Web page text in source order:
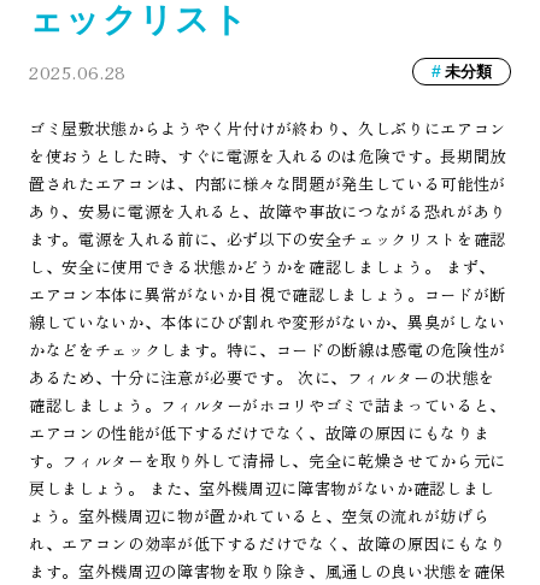
ェックリスト
2025.06.28 未分類
ゴミ屋敷状態からようやく片付けが終わり、久しぶりにエアコン
を使おうとした時、すぐに電源を入れるのは危険です。長期間放
置されたエアコンは、内部に様々な問題が発生している可能性が
あり、安易に電源を入れると、故障や事故につながる恐れがあり
ます。電源を入れる前に、必ず以下の安全チェックリストを確認
し、安全に使用できる状態かどうかを確認しましょう。 まず、
エアコン本体に異常がないか目視で確認しましょう。コードが断
線していないか、本体にひび割れや変形がないか、異臭がしない
かなどをチェックします。特に、コードの断線は感電の危険性が
あるため、十分に注意が必要です。 次に、フィルターの状態を
確認しましょう。フィルターがホコリやゴミで詰まっていると、
エアコンの性能が低下するだけでなく、故障の原因にもなりま
す。フィルターを取り外して清掃し、完全に乾燥させてから元に
戻しましょう。 また、室外機周辺に障害物がないか確認しまし
ょう。室外機周辺に物が置かれていると、空気の流れが妨げら
れ、エアコンの効率が低下するだけでなく、故障の原因にもなり
ます。室外機周辺の障害物を取り除き、風通しの良い状態を確保